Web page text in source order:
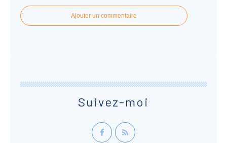
Ajouter un commentaire
Suivez-moi